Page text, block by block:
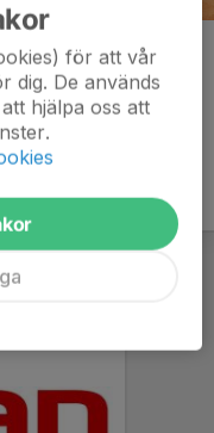
för att vår
dig. De används
hjälpa oss att